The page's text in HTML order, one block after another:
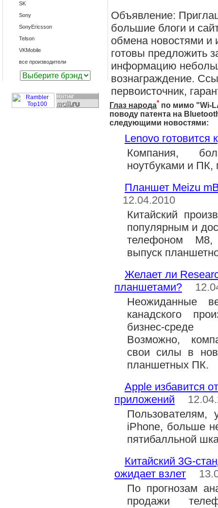
SK
Sony
SonyEricsson
Telson
VKMobile
все производители
Объявление:
большие блоги и
обмена новостями и
готовы предложить
информацию
вознаграждение.
первоисточник,
Глаз народа* по мимо "Wi-
поводу патента на
следующими новостями:
Lenovo готовится
Компания,
ноутбуками и ПК,
Планшет Meizu
12.04.2010
Китайский
популярным и
телефоном
выпуск
Желает ли
планшетами?
Неожиданные
канадского
бизнес-среде
Возможно,
свои силы в
планшетных ПК.
Apple избавится
приложений
Пользователям,
iPhone, больше
пятибалльной
Китайский 3G-
ожидает взлет
По прогнозам
продажи